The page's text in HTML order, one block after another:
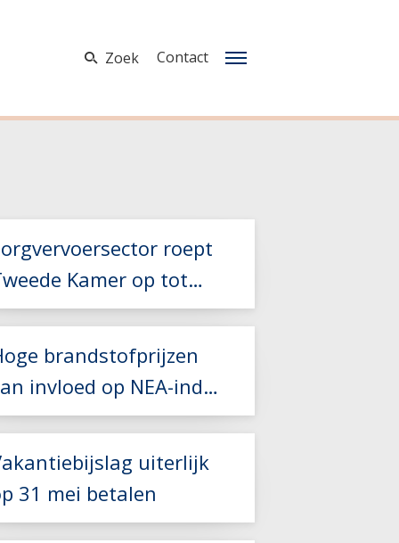
Zoek Contact
roept
Kamer op tot
bij hoge
Lees meer
brandstofprijzen
invloed op NEA-index
uiterlijk
31 mei betalen